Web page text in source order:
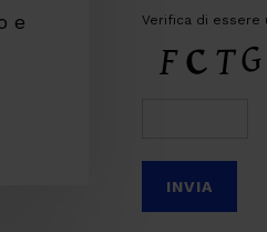
e
Verifica di essere